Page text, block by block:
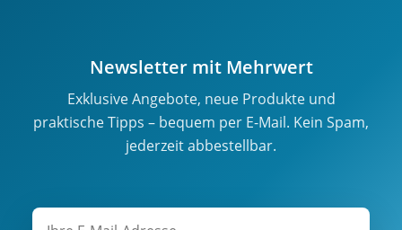
Newsletter mit Mehrwert
Exklusive Angebote, neue Produkte und
praktische Tipps – bequem per E-Mail. Kein Spam,
jederzeit abbestellbar.